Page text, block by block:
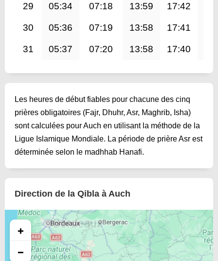
29 05:34 07:18 13:59 17:42
30 05:36 07:19 13:58 17:41
31 05:37 07:20 13:58 17:40
Les heures de début fiables pour chacune des cinq
prières obligatoires (Fajr, Dhuhr, Asr, Maghrib, Isha)
sont calculées pour Auch en utilisant la méthode de la
Ligue Islamique Mondiale. La période de prière Asr est
déterminée selon le madhhab Hanafi.
Direction de la Qibla à Auch
+
−